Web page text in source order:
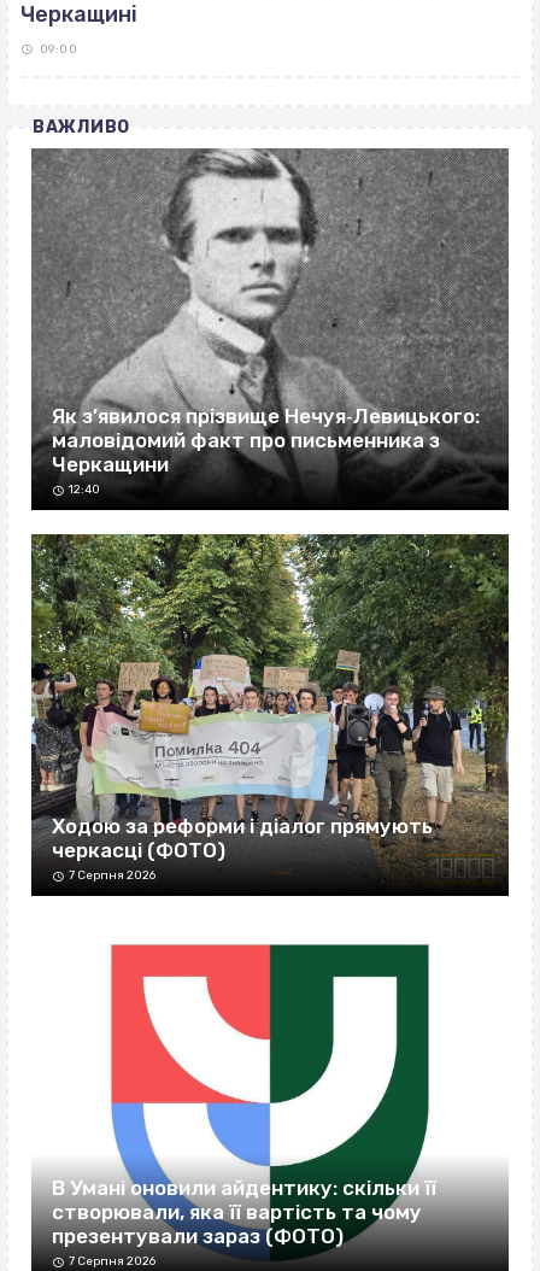
Черкащині
09:00
ВАЖЛИВО
Як з’явилося прізвище Нечуя‐Левицького:
маловідомий факт про письменника з
Черкащини
12:40
Ходою за реформи і діалог прямують
черкасці (ФОТО)
7 Серпня 2026
В Умані оновили айдентику: скільки її
створювали, яка її вартість та чому
презентували зараз (ФОТО)
7 Серпня 2026